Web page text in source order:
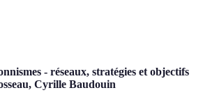
- réseaux, stratégies et objectifs
Cyrille Baudouin